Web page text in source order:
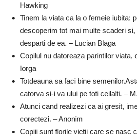
Hawking
Tinem la viata ca la o femeie iubita:
descoperim tot mai multe scaderi si,
desparti de ea. – Lucian Blaga
Copilul nu datoreaza parintilor viata,
Iorga
Totdeauna sa faci bine
catorva si-i va ului pe toti ceilalti. –
Atunci cand realizezi ca ai gresit,
corectezi. – Anonim
Copiii sunt florile vietii care se nasc